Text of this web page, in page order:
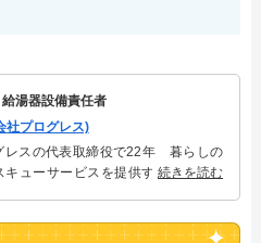
湯器設備責任者
プログレス)
レスの代表取締役で22年 暮らしの
キューサービスを提供する株式会社
様に信頼される「給湯器」のスペシ
続きを読む